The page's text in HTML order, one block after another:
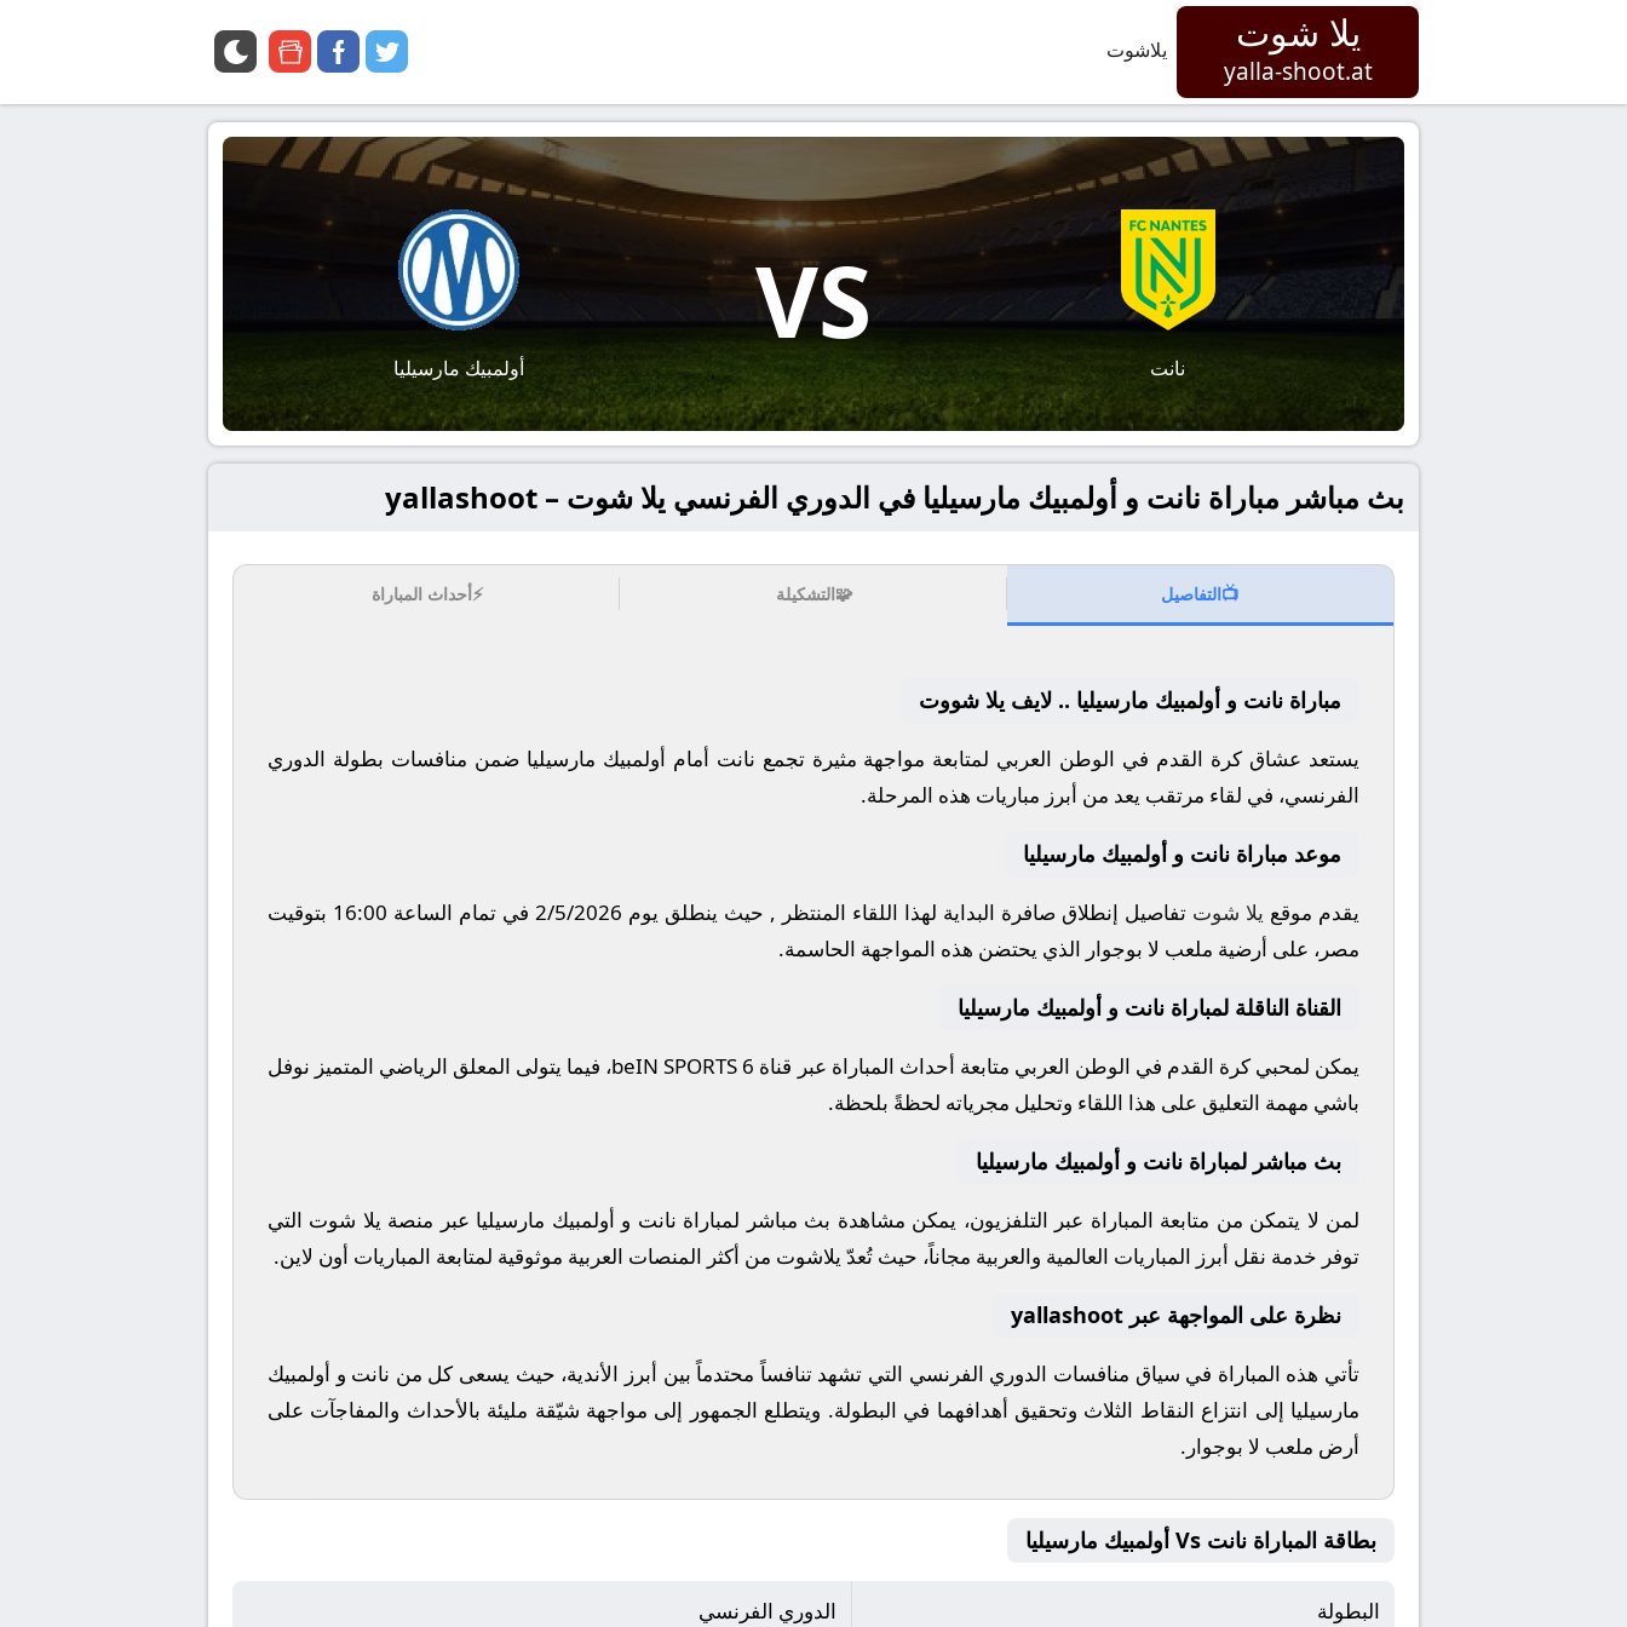
يلا شوت
yalla-shoot.at
يلاشوت twitter
facebook
google
نانت
VS
أولمبيك مارسيليا
بث مباشر مباراة نانت و أولمبيك مارسيليا في الدوري الفرنسي يلا شوت – yallashoot
📺التفاصيل 🧩التشكيلة ⚡أحداث المباراة
مباراة نانت و أولمبيك مارسيليا .. لايف يلا شووت
يستعد عشاق كرة القدم في الوطن العربي لمتابعة مواجهة مثيرة تجمع نانت أمام أولمبيك مارسيليا ضمن منافسات بطولة الدوري
الفرنسي، في لقاء مرتقب يعد من أبرز مباريات هذه المرحلة.
موعد مباراة نانت و أولمبيك مارسيليا
يقدم موقع يلا شوت تفاصيل إنطلاق صافرة البداية لهذا اللقاء المنتظر , حيث ينطلق يوم 2/5/2026 في تمام الساعة 16:00 بتوقيت
مصر، على أرضية ملعب لا بوجوار الذي يحتضن هذه المواجهة الحاسمة.
القناة الناقلة لمباراة نانت و أولمبيك مارسيليا
يمكن لمحبي كرة القدم في الوطن العربي متابعة أحداث المباراة عبر قناة beIN SPORTS 6، فيما يتولى المعلق الرياضي المتميز نوفل
باشي مهمة التعليق على هذا اللقاء وتحليل مجرياته لحظةً بلحظة.
بث مباشر لمباراة نانت و أولمبيك مارسيليا
لمن لا يتمكن من متابعة المباراة عبر التلفزيون، يمكن مشاهدة بث مباشر لمباراة نانت و أولمبيك مارسيليا عبر منصة يلا شوت التي
توفر خدمة نقل أبرز المباريات العالمية والعربية مجاناً، حيث تُعدّ يلاشوت من أكثر المنصات العربية موثوقية لمتابعة المباريات أون لاين.
نظرة على المواجهة عبر yallashoot
تأتي هذه المباراة في سياق منافسات الدوري الفرنسي التي تشهد تنافساً محتدماً بين أبرز الأندية، حيث يسعى كل من نانت و أولمبيك
مارسيليا إلى انتزاع النقاط الثلاث وتحقيق أهدافهما في البطولة. ويتطلع الجمهور إلى مواجهة شيّقة مليئة بالأحداث والمفاجآت على
أرض ملعب لا بوجوار .
بطاقة المباراة نانت Vs أولمبيك مارسيليا
البطولة الدوري الفرنسي